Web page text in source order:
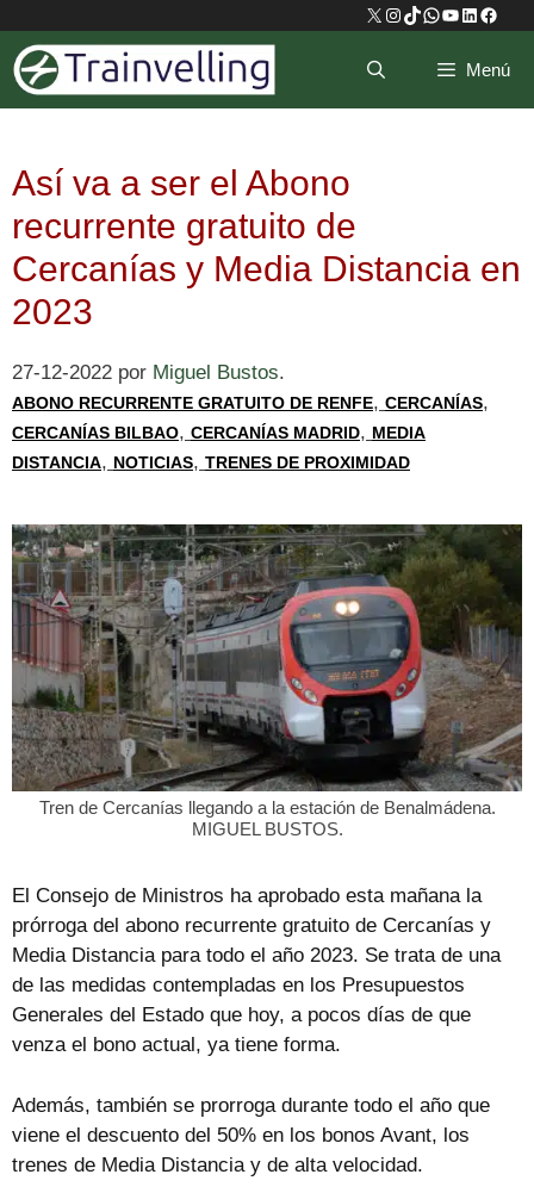
contenido
X Instagram
TikTok
WhatsApp
YouTube
LinkedIn
Menú
Así va a ser el Abono
recurrente gratuito de
Cercanías y Media Distancia en
2023
27-12-2022 por Miguel Bustos.
ABONO RECURRENTE GRATUITO DE RENFE, CERCANÍAS,
CERCANÍAS BILBAO, CERCANÍAS MADRID, MEDIA
DISTANCIA, NOTICIAS, TRENES DE PROXIMIDAD
Tren de Cercanías llegando a la estación de Benalmádena.
MIGUEL BUSTOS.
El Consejo de Ministros ha aprobado esta mañana la
prórroga del abono recurrente gratuito de Cercanías y
Media Distancia para todo el año 2023. Se trata de una
de las medidas contempladas en los Presupuestos
Generales del Estado que hoy, a pocos días de que
venza el bono actual, ya tiene forma.
Además, también se prorroga durante todo el año que
viene el descuento del 50% en los bonos Avant, los
trenes de Media Distancia y de alta velocidad.